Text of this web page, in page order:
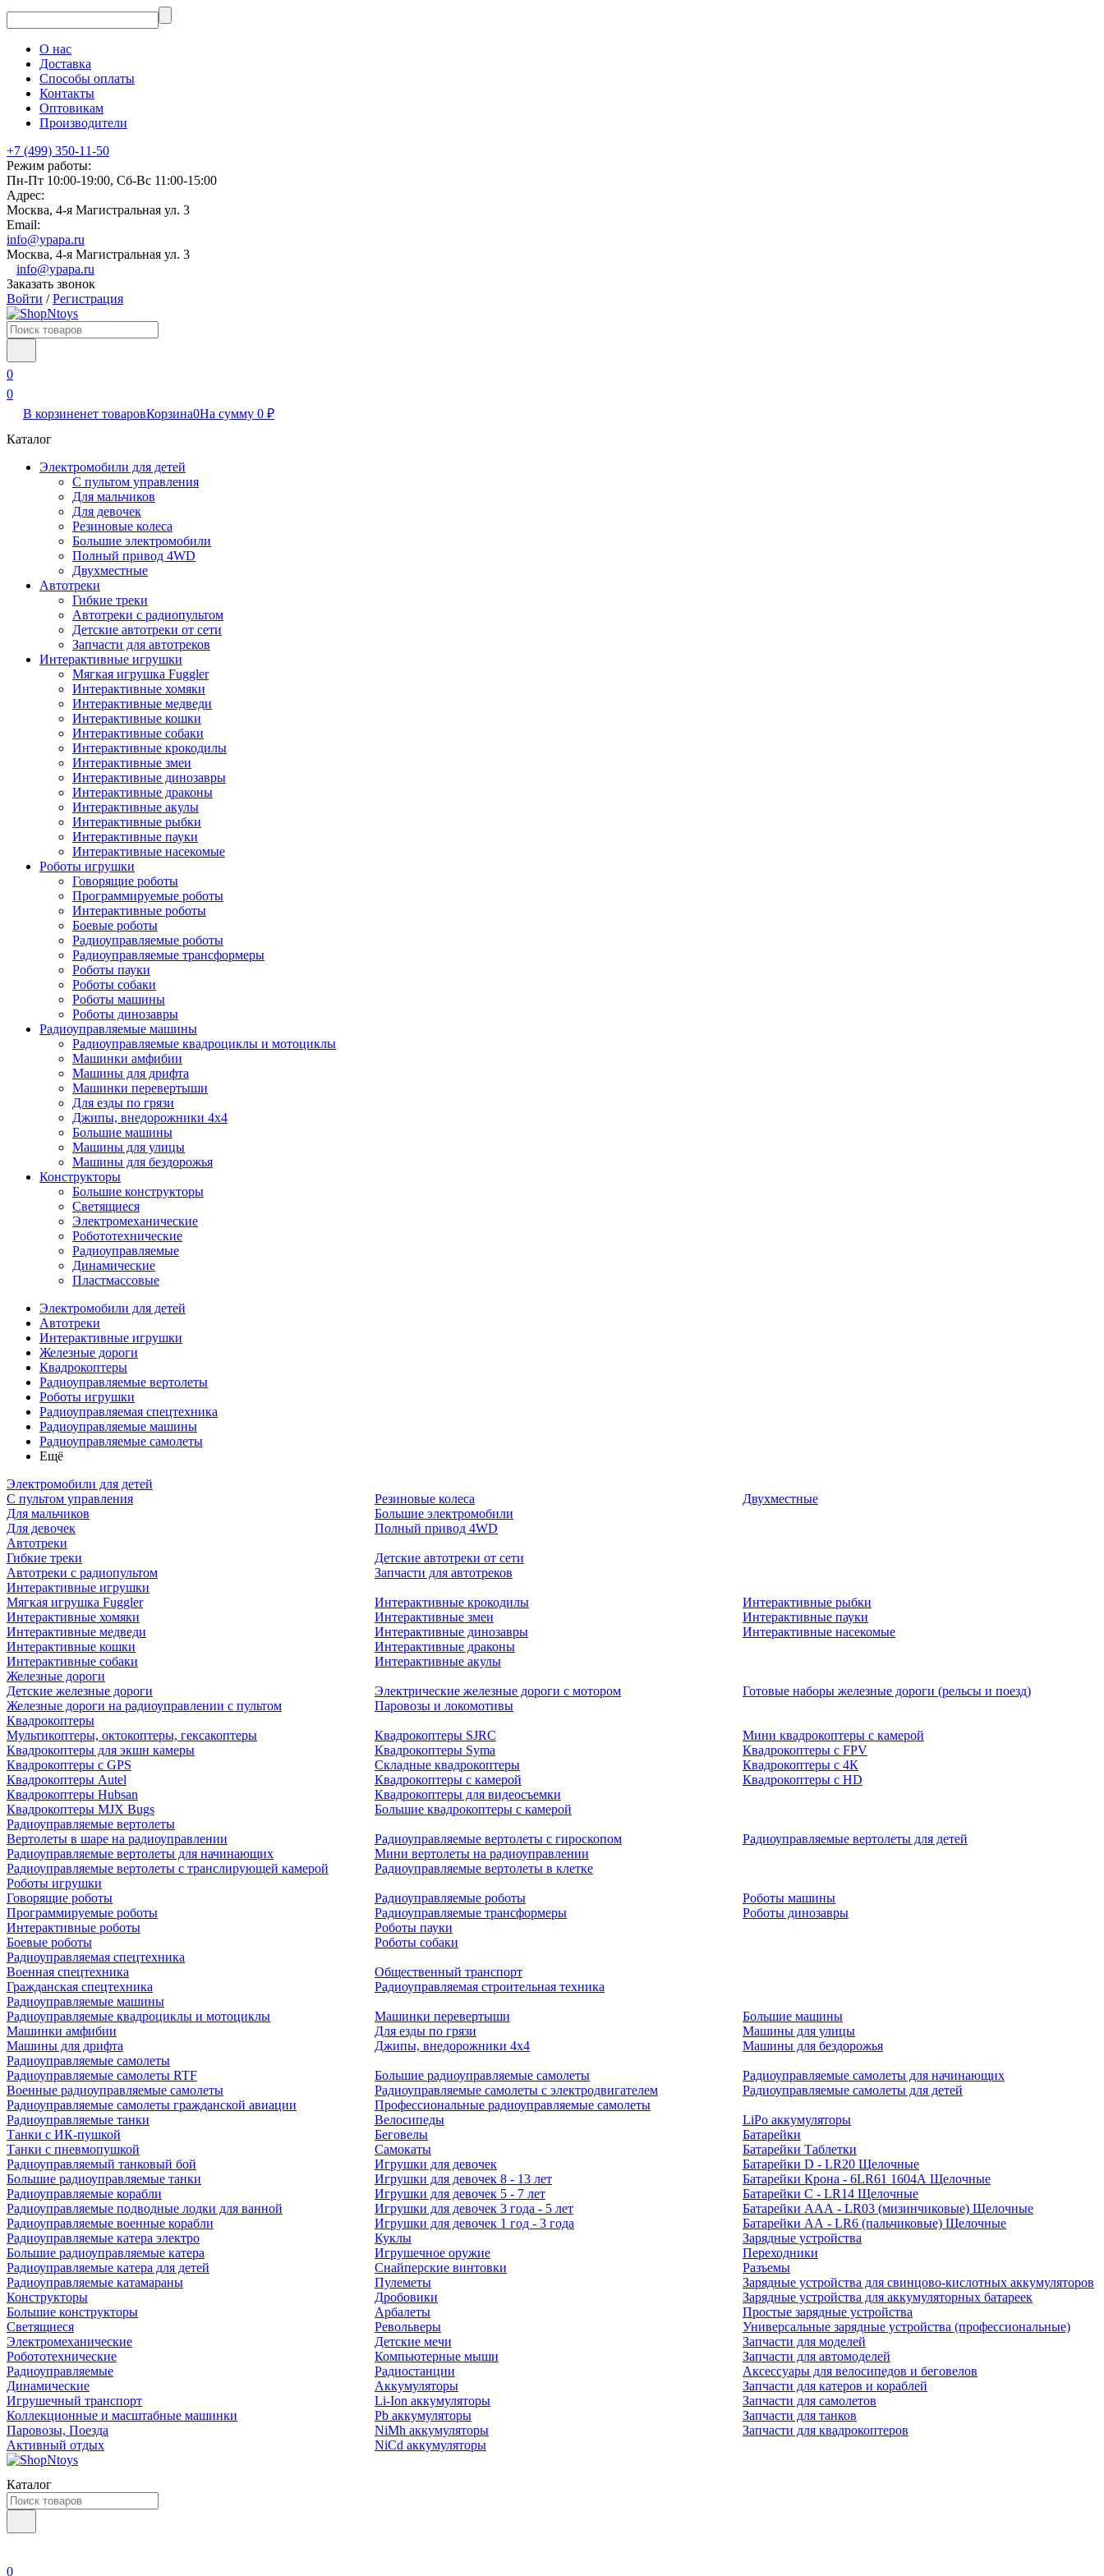
О нас
Доставка
Способы оплаты
Контакты
Оптовикам
Производители
+7 (499) 350-11-50
Режим работы:
Пн-Пт 10:00-19:00, Сб-Вс 11:00-15:00
Адрес:
Москва, 4-я Магистральная ул. 3
Email:
info@ypapa.ru
Москва, 4-я Магистральная ул. 3
info@ypapa.ru
Заказать звонок
Войти /Регистрация
0
0
В корзиненет товаровКорзина0На сумму 0 ₽
Каталог
Электромобили для детей
С пультом управления
Для мальчиков
Для девочек
Резиновые колеса
Большие электромобили
Полный привод 4WD
Двухместные
Автотреки
Гибкие треки
Автотреки с радиопультом
Детские автотреки от сети
Запчасти для автотреков
Интерактивные игрушки
Мягкая игрушка Fuggler
Интерактивные хомяки
Интерактивные медведи
Интерактивные кошки
Интерактивные собаки
Интерактивные крокодилы
Интерактивные змеи
Интерактивные динозавры
Интерактивные драконы
Интерактивные акулы
Интерактивные рыбки
Интерактивные пауки
Интерактивные насекомые
Роботы игрушки
Говорящие роботы
Программируемые роботы
Интерактивные роботы
Боевые роботы
Радиоуправляемые роботы
Радиоуправляемые трансформеры
Роботы пауки
Роботы собаки
Роботы машины
Роботы динозавры
Радиоуправляемые машины
Радиоуправляемые квадроциклы и мотоциклы
Машинки амфибии
Машины для дрифта
Машинки перевертыши
Для езды по грязи
Джипы, внедорожники 4x4
Большие машины
Машины для улицы
Машины для бездорожья
Конструкторы
Большие конструкторы
Светящиеся
Электромеханические
Робототехнические
Радиоуправляемые
Динамические
Пластмассовые
Электромобили для детей
Автотреки
Интерактивные игрушки
Железные дороги
Квадрокоптеры
Радиоуправляемые вертолеты
Роботы игрушки
Радиоуправляемая спецтехника
Радиоуправляемые машины
Радиоуправляемые самолеты
Ещё
Электромобили для детей
С пультом управления
Для мальчиков
Для девочек
Резиновые колеса
Большие электромобили
Полный привод 4WD
Двухместные
Автотреки
Гибкие треки
Автотреки с радиопультом
Детские автотреки от сети
Запчасти для автотреков
Интерактивные игрушки
Мягкая игрушка Fuggler
Интерактивные хомяки
Интерактивные медведи
Интерактивные кошки
Интерактивные собаки
Интерактивные крокодилы
Интерактивные змеи
Интерактивные динозавры
Интерактивные драконы
Интерактивные акулы
Интерактивные рыбки
Интерактивные пауки
Интерактивные насекомые
Железные дороги
Детские железные дороги
Железные дороги на радиоуправлении с пультом
Электрические железные дороги с мотором
Паровозы и локомотивы
Готовые наборы железные дороги (рельсы и поезд)
Квадрокоптеры
Мультикоптеры, октокоптеры, гексакоптеры
Квадрокоптеры для экшн камеры
Квадрокоптеры с GPS
Квадрокоптеры Autel
Квадрокоптеры Hubsan
Квадрокоптеры MJX Bugs
Квадрокоптеры SJRC
Квадрокоптеры Syma
Складные квадрокоптеры
Квадрокоптеры с камерой
Квадрокоптеры для видеосъемки
Большие квадрокоптеры с камерой
Мини квадрокоптеры с камерой
Квадрокоптеры с FPV
Квадрокоптеры с 4К
Квадрокоптеры с HD
Радиоуправляемые вертолеты
Вертолеты в шаре на радиоуправлении
Радиоуправляемые вертолеты для начинающих
Радиоуправляемые вертолеты с транслирующей камерой
Радиоуправляемые вертолеты с гироскопом
Мини вертолеты на радиоуправлении
Радиоуправляемые вертолеты в клетке
Радиоуправляемые вертолеты для детей
Роботы игрушки
Говорящие роботы
Программируемые роботы
Интерактивные роботы
Боевые роботы
Радиоуправляемые роботы
Радиоуправляемые трансформеры
Роботы пауки
Роботы собаки
Роботы машины
Роботы динозавры
Радиоуправляемая спецтехника
Военная спецтехника
Гражданская спецтехника
Общественный транспорт
Радиоуправляемая строительная техника
Радиоуправляемые машины
Радиоуправляемые квадроциклы и мотоциклы
Машинки амфибии
Машины для дрифта
Машинки перевертыши
Для езды по грязи
Джипы, внедорожники 4x4
Большие машины
Машины для улицы
Машины для бездорожья
Радиоуправляемые самолеты
Радиоуправляемые самолеты RTF
Военные радиоуправляемые самолеты
Радиоуправляемые самолеты гражданской авиации
Большие радиоуправляемые самолеты
Радиоуправляемые самолеты с электродвигателем
Профессиональные радиоуправляемые самолеты
Радиоуправляемые самолеты для начинающих
Радиоуправляемые самолеты для детей
Радиоуправляемые танки
Танки с ИК-пушкой
Танки с пневмопушкой
Радиоуправляемый танковый бой
Большие радиоуправляемые танки
Радиоуправляемые корабли
Радиоуправляемые подводные лодки для ванной
Радиоуправляемые военные корабли
Радиоуправляемые катера электро
Большие радиоуправляемые катера
Радиоуправляемые катера для детей
Радиоуправляемые катамараны
Конструкторы
Большие конструкторы
Светящиеся
Электромеханические
Робототехнические
Радиоуправляемые
Динамические
Игрушечный транспорт
Коллекционные и масштабные машинки
Паровозы, Поезда
Активный отдых
Велосипеды
Беговелы
Самокаты
Игрушки для девочек
Игрушки для девочек 8 - 13 лет
Игрушки для девочек 5 - 7 лет
Игрушки для девочек 3 года - 5 лет
Игрушки для девочек 1 год - 3 года
Куклы
Игрушечное оружие
Снайперские винтовки
Пулеметы
Дробовики
Арбалеты
Револьверы
Детские мечи
Компьютерные мыши
Радиостанции
Аккумуляторы
Li-Ion аккумуляторы
Pb аккумуляторы
NiMh аккумуляторы
NiCd аккумуляторы
LiPo аккумуляторы
Батарейки
Батарейки Таблетки
Батарейки D - LR20 Щелочные
Батарейки Крона - 6LR61 1604A Щелочные
Батарейки C - LR14 Щелочные
Батарейки AAA - LR03 (мизинчиковые) Щелочные
Батарейки AA - LR6 (пальчиковые) Щелочные
Зарядные устройства
Переходники
Разъемы
Зарядные устройства для свинцово-кислотных аккумуляторов
Зарядные устройства для аккумуляторных батареек
Простые зарядные устройства
Универсальные зарядные устройства (профессиональные)
Запчасти для моделей
Запчасти для автомоделей
Аксессуары для велосипедов и беговелов
Запчасти для катеров и кораблей
Запчасти для самолетов
Запчасти для танков
Запчасти для квадрокоптеров
Каталог
0